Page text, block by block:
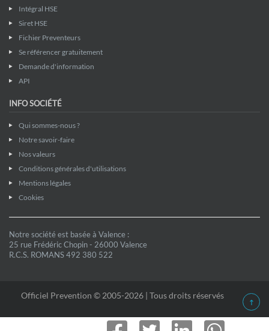
Intégral HSE
Siret HSE
Fichier Preventeurs
Se référencer gratuitement
Demande d'information
API
INFO SOCIÉTÉ
Qui sommes-nous ?
Notre savoir-faire
Nos valeurs
Conditions générales d'utilisations
Mentions légales
Cookies
Notre société est basée à Valence :
25 rue Frédéric Chopin - 26000 Valence
R.C.S. ROMANS 492 380 522
Officiel Prevention © 2005-2026 | Tous droits réservés